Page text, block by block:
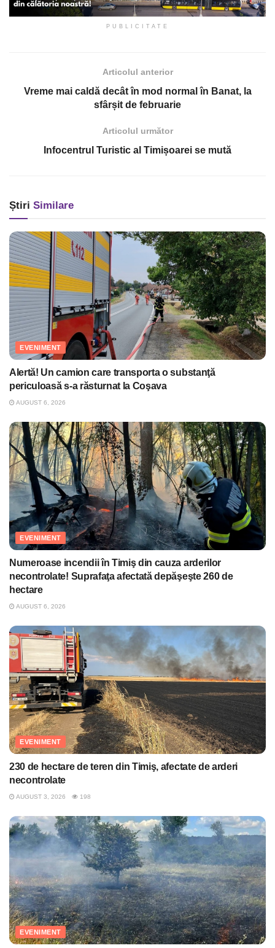
PUBLICITATE
Articolul anterior
Vreme mai caldă decât în mod normal în Banat, la
sfârșit de februarie
Articolul următor
Infocentrul Turistic al Timișoarei se mută
Știri Similare
EVENIMENT
Alertă! Un camion care transporta o substanţă
periculoasă s-a răsturnat la Coşava
AUGUST 6, 2026
EVENIMENT
Numeroase incendii în Timiş din cauza arderilor
necontrolate! Suprafaţa afectată depăşeşte 260 de
hectare
AUGUST 6, 2026
EVENIMENT
230 de hectare de teren din Timiş, afectate de arderi
necontrolate
AUGUST 3, 2026 198
EVENIMENT